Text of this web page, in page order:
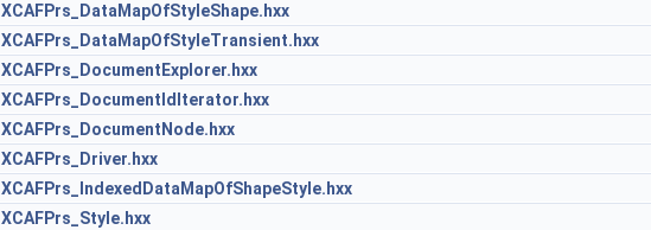
XCAFPrs_DataMapOfStyleShape.hxx
XCAFPrs_DataMapOfStyleTransient.hxx
XCAFPrs_DocumentExplorer.hxx
XCAFPrs_DocumentIdIterator.hxx
XCAFPrs_DocumentNode.hxx
XCAFPrs_Driver.hxx
XCAFPrs_IndexedDataMapOfShapeStyle.hxx
XCAFPrs_Style.hxx